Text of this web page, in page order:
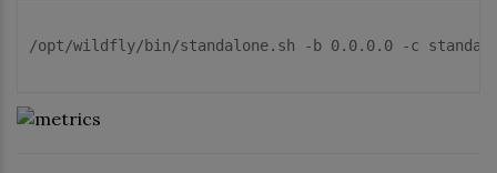
/opt/wildfly/bin/standalone.sh -b 0.0.0.0 -c